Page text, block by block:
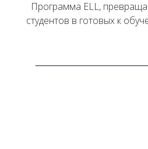
Программа ELL,
студентов в готовых к